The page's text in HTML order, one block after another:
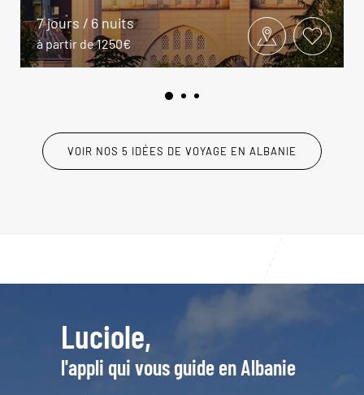
7 jours / 6 nuits
à partir de 1250€
VOIR NOS 5 IDÉES DE VOYAGE EN ALBANIE
Luciole,
l'appli qui vous guide en Albanie